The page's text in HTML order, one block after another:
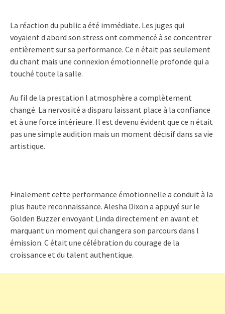
La réaction du public a été immédiate. Les juges qui
voyaient d abord son stress ont commencé à se concentrer
entièrement sur sa performance. Ce n était pas seulement
du chant mais une connexion émotionnelle profonde qui a
touché toute la salle.
Au fil de la prestation l atmosphère a complètement
changé. La nervosité a disparu laissant place à la confiance
et à une force intérieure. Il est devenu évident que ce n était
pas une simple audition mais un moment décisif dans sa vie
artistique.
Finalement cette performance émotionnelle a conduit à la
plus haute reconnaissance. Alesha Dixon a appuyé sur le
Golden Buzzer envoyant Linda directement en avant et
marquant un moment qui changera son parcours dans l
émission. C était une célébration du courage de la
croissance et du talent authentique.